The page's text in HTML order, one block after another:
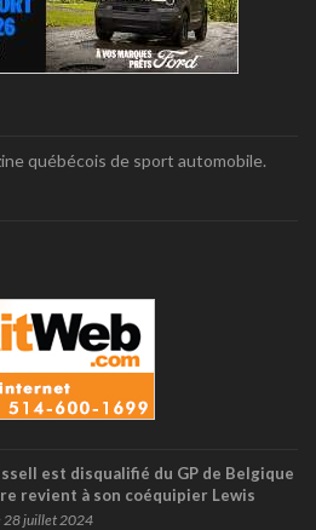
québécois de sport automobile.
est disqualifié du GP de Belgique
revient à son coéquipier Lewis
28 juillet 2024